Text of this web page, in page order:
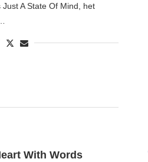
A State Of Mind, het
With Words